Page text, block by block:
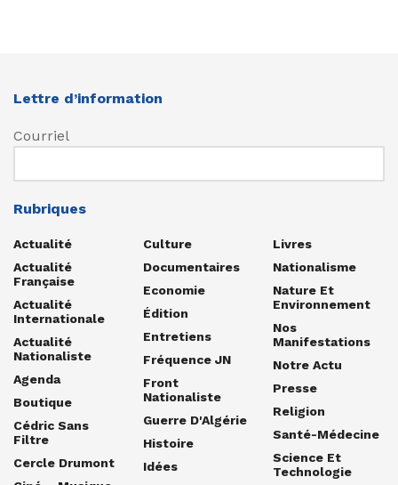
Lettre d’information
Courriel
Rubriques
Actualité
Actualité
Française
Actualité
Internationale
Actualité
Nationaliste
Agenda
Boutique
Cédric Sans
Filtre
Cercle Drumont
Culture
Documentaires
Economie
Édition
Entretiens
Fréquence JN
Front
Nationaliste
Guerre D'Algérie
Histoire
Idées
Livres
Nationalisme
Nature Et
Environnement
Nos
Manifestations
Notre Actu
Presse
Religion
Santé-Médecine
Science Et
Technologie